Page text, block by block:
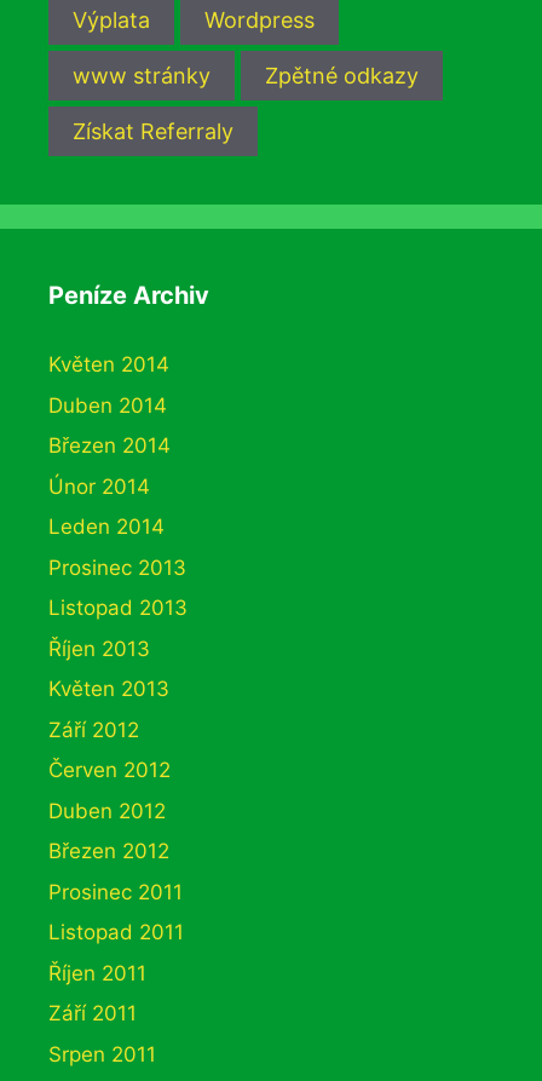
Výplata Wordpress
www stránky Zpětné odkazy
Získat Referraly
Peníze Archiv
Květen 2014
Duben 2014
Březen 2014
Únor 2014
Leden 2014
Prosinec 2013
Listopad 2013
Říjen 2013
Květen 2013
Září 2012
Červen 2012
Duben 2012
Březen 2012
Prosinec 2011
Listopad 2011
Říjen 2011
Září 2011
Srpen 2011